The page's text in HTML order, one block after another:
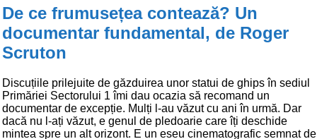
De ce frumusețea contează? Un
documentar fundamental, de Roger
Scruton
Discuțiile prilejuite de găzduirea unor statui de ghips în sediul
Primăriei Sectorului 1 îmi dau ocazia să recomand un
documentar de excepție. Mulți l-au văzut cu ani în urmă. Dar
dacă nu l-ați văzut, e genul de pledoarie care îți deschide
mintea spre un alt orizont. E un eseu cinematografic semnat de